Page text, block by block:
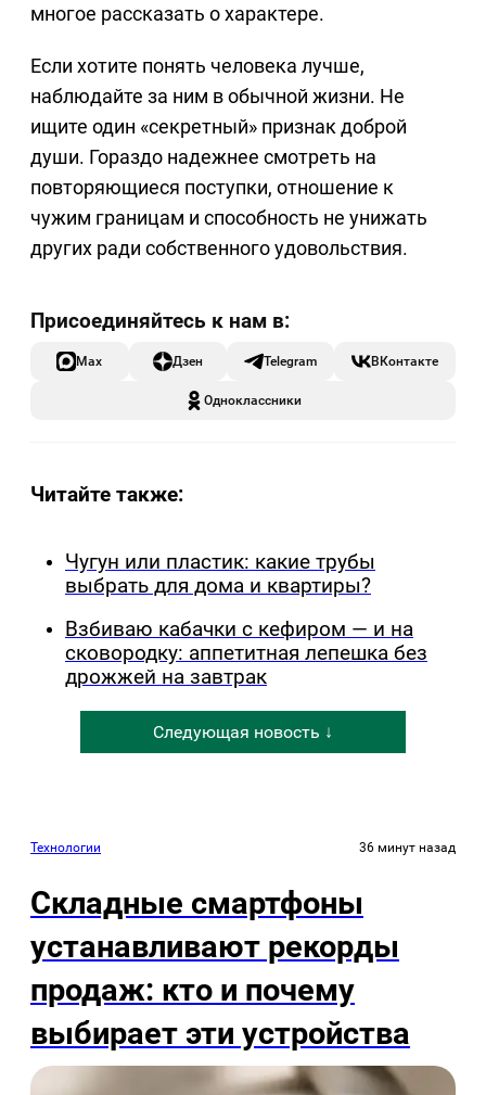
многое рассказать о характере.
Если хотите понять человека лучше,
наблюдайте за ним в обычной жизни. Не
ищите один «секретный» признак доброй
души. Гораздо надежнее смотреть на
повторяющиеся поступки, отношение к
чужим границам и способность не унижать
других ради собственного удовольствия.
Max Дзен Telegram ВКонтакте
Одноклассники
Читайте также:
Чугун или пластик: какие трубы
выбрать для дома и квартиры?
Взбиваю кабачки с кефиром — и на
сковородку: аппетитная лепешка без
дрожжей на завтрак
Следующая новость ↓
Технологии 36 минут назад
Складные смартфоны
устанавливают рекорды
продаж: кто и почему
выбирает эти устройства